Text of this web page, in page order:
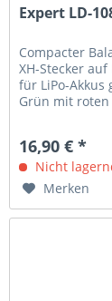
Expert LD-
Compacter
XH-Stecker
für LiPo-Akkus
Grün mit roten
16,90 € *
Nicht
Merken